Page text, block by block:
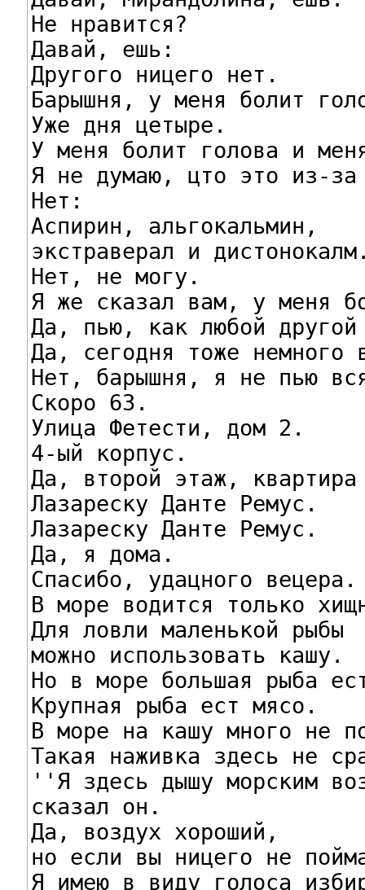
Не нравится?
Давай, ешь:
Другого ницего нет.
Барышня, у меня болит
Уже дня цетыре.
У меня болит голова и
Я не думаю, цто это из-за
Нет:
Аспирин, альгокальмин,
экстраверал и
Нет, не могу.
Я же сказал вам, у меня
Да, пью, как любой другой
Да, сегодня тоже немного
Нет, барышня, я не пью
Скоро 63.
Улица Фетести, дом 2.
4-ый корпус.
Да, второй этаж,
Лазареску Данте Ремус.
Лазареску Данте Ремус.
Да, я дома.
Спасибо, удацного вецера.
В море водится только
Для ловли маленькой рыбы
можно использовать кашу.
Но в море большая рыба
Крупная рыба ест мясо.
В море на кашу много не
Такая наживка здесь не
''Я здесь дышу морским
сказал он.
Да, воздух хороший,
но если вы ницего не
Я имею в виду голоса